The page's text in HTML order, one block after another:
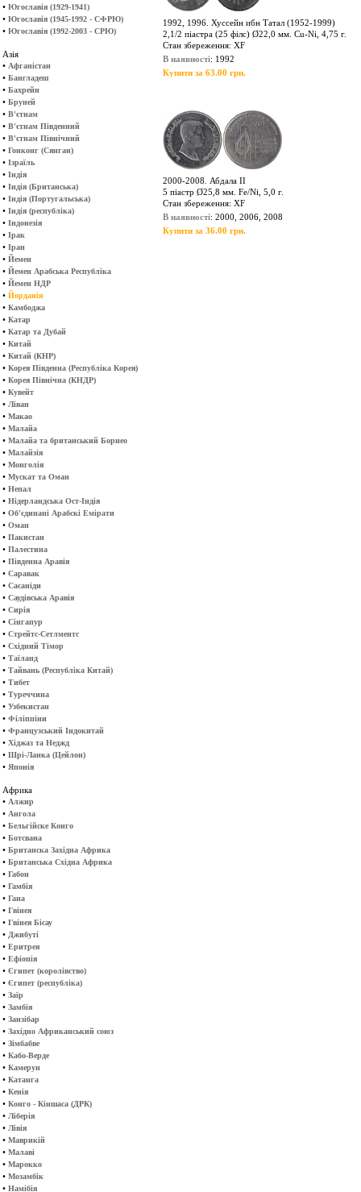
• Югославія (1929-1941)
• Югославія (1945-1992 - СФРЮ)
• Югославія (1992-2003 - СРЮ)
Азія
• Афганістан
• Бангладеш
• Бахрейн
• Бруней
• В'єтнам
• В'єтнам Південний
• В'єтнам Північний
• Гонконг (Сянган)
• Ізраїль
• Індія
• Індія (Британська)
• Індія (Португальська)
• Індія (республіка)
• Індонезія
• Ірак
• Іран
• Йемен
• Йемен Арабська Республіка
• Йемен НДР
• Йорданія
• Камбоджа
• Катар
• Катар та Дубай
• Китай
• Китай (КНР)
• Корея Південна (Республіка Корея)
• Корея Північна (КНДР)
• Кувейт
• Ліван
• Макао
• Малайа
• Малайа та британський Борнео
• Малайзія
• Монголія
• Мускат та Оман
• Непал
• Нідерландська Ост-Індія
• Об'єдинані Арабскі Емірати
• Оман
• Пакистан
• Палестина
• Південна Аравія
• Саравак
• Сасаніди
• Саудівська Аравія
• Сирія
• Сінгапур
• Стрейтс-Сетлментс
• Східний Тімор
• Таїланд
• Тайвань (Республіка Китай)
• Тибет
• Туреччина
• Узбекистан
• Філіппіни
• Французський Індокитай
• Хіджаз та Неджд
• Шрі-Ланка (Цейлон)
• Японія
Африка
• Алжир
• Ангола
• Бельгійске Конго
• Ботсвана
• Британска Західна Африка
• Британська Східна Африка
• Габон
• Гамбія
• Гана
• Гвінея
• Гвінея Бісау
• Джибуті
• Еритрея
• Ефіопія
• Єгипет (королівство)
• Єгипет (республіка)
• Заїр
• Замбія
• Занзібар
• Західно Африканський союз
• Зімбабве
• Кабо-Верде
• Камерун
• Катанга
• Кенія
• Конго - Кіншаса (ДРК)
• Ліберія
• Лівія
• Маврикій
• Малаві
• Марокко
• Мозамбік
• Намібія
1992, 1996. Хуссейн ибн Татал (1952-1999)
2,1/2 піастра (25 філс) Ø22,0 мм. Cu-Ni, 4,75 г.
Стан збереження: XF
В наявності: 1992
Купити за 63.00 грн.
2000-2008. Абдала ІІ
5 піастр Ø25,8 мм. Fe/Ni, 5,0 г.
Стан збереження: XF
В наявності: 2000, 2006, 2008
Купити за 36.00 грн.